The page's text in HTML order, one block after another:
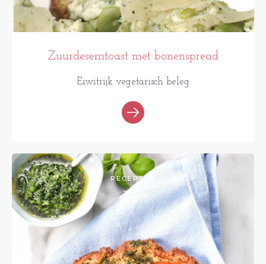
Zuurdesemtoast met bonenspread
Eiwitrijk vegetarisch beleg
RECEPTEN